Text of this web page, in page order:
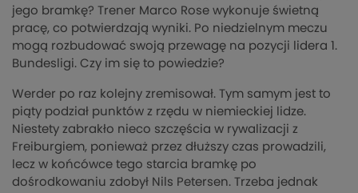
jego bramkę? Trener Marco Rose wykonuje świetną
pracę, co potwierdzają wyniki. Po niedzielnym meczu
mogą rozbudować swoją przewagę na pozycji lidera 1.
Bundesligi. Czy im się to powiedzie?
Werder po raz kolejny zremisował. Tym samym jest to
piąty podział punktów z rzędu w niemieckiej lidze.
Niestety zabrakło nieco szczęścia w rywalizacji z
Freiburgiem, ponieważ przez dłuższy czas prowadzili,
lecz w końcówce tego starcia bramkę po
dośrodkowaniu zdobył Nils Petersen. Trzeba jednak